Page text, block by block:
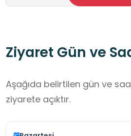
Ziyaret Gün ve
Aşağıda belirtilen gün ve
ziyarete açıktır.